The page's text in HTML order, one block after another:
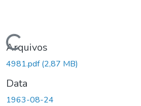
Carregando...
Arquivos
4981.pdf(2,87 MB)
Data
1963-08-24